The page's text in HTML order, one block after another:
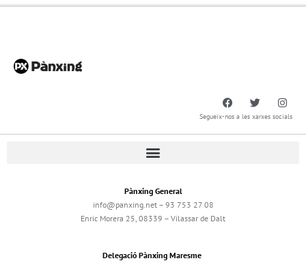
Segueix-nos a les xarxes socials
Pànxing General
info@panxing.net – 93 753 27 08
Enric Morera 25, 08339 – Vilassar de Dalt
Delegació Pànxing Maresme